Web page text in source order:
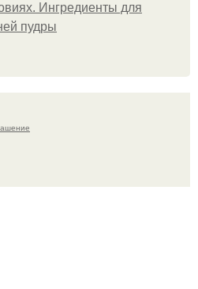
Ингредиенты для
пудры